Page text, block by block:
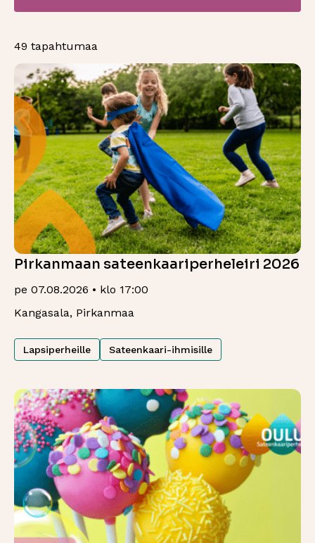
49 tapahtumaa
Pirkanmaan sateenkaariperheleiri 2026
pe 07.08.2026 • klo 17:00
Kangasala, Pirkanmaa
Lapsiperheille Sateenkaari-ihmisille